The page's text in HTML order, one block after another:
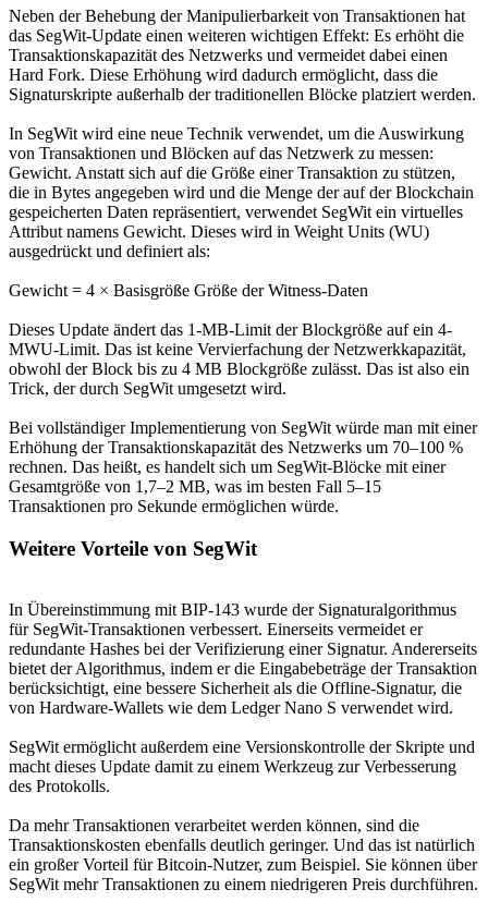
Neben der Behebung der Manipulierbarkeit von Transaktionen hat
das SegWit-Update einen weiteren wichtigen Effekt: Es erhöht die
Transaktionskapazität des Netzwerks und vermeidet dabei einen
Hard Fork. Diese Erhöhung wird dadurch ermöglicht, dass die
Signaturskripte außerhalb der traditionellen Blöcke platziert werden.
In SegWit wird eine neue Technik verwendet, um die Auswirkung
von Transaktionen und Blöcken auf das Netzwerk zu messen:
Gewicht. Anstatt sich auf die Größe einer Transaktion zu stützen,
die in Bytes angegeben wird und die Menge der auf der Blockchain
gespeicherten Daten repräsentiert, verwendet SegWit ein virtuelles
Attribut namens Gewicht. Dieses wird in Weight Units (WU)
ausgedrückt und definiert als:
Gewicht = 4 × Basisgröße Größe der Witness-Daten
Dieses Update ändert das 1-MB-Limit der Blockgröße auf ein 4-
MWU-Limit. Das ist keine Vervierfachung der Netzwerkkapazität,
obwohl der Block bis zu 4 MB Blockgröße zulässt. Das ist also ein
Trick, der durch SegWit umgesetzt wird.
Bei vollständiger Implementierung von SegWit würde man mit einer
Erhöhung der Transaktionskapazität des Netzwerks um 70–100 %
rechnen. Das heißt, es handelt sich um SegWit-Blöcke mit einer
Gesamtgröße von 1,7–2 MB, was im besten Fall 5–15
Transaktionen pro Sekunde ermöglichen würde.
Weitere Vorteile von SegWit
In Übereinstimmung mit BIP-143 wurde der Signaturalgorithmus
für SegWit-Transaktionen verbessert. Einerseits vermeidet er
redundante Hashes bei der Verifizierung einer Signatur. Andererseits
bietet der Algorithmus, indem er die Eingabebeträge der Transaktion
berücksichtigt, eine bessere Sicherheit als die Offline-Signatur, die
von Hardware-Wallets wie dem Ledger Nano S verwendet wird.
SegWit ermöglicht außerdem eine Versionskontrolle der Skripte und
macht dieses Update damit zu einem Werkzeug zur Verbesserung
des Protokolls.
Da mehr Transaktionen verarbeitet werden können, sind die
Transaktionskosten ebenfalls deutlich geringer. Und das ist natürlich
ein großer Vorteil für Bitcoin-Nutzer, zum Beispiel. Sie können über
SegWit mehr Transaktionen zu einem niedrigeren Preis durchführen.